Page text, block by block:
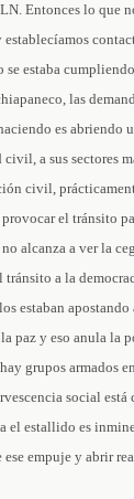
Entonces lo que
se estaba
las
es abriendo
a sus sectores
civil,
el tránsito
alcanza a ver la
tránsito a la
estaban
paz y eso anula la
grupos armados
social
el estallido es
ese empuje y abrir